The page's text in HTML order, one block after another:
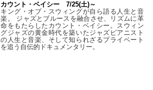
カウント・ベイシー 7/25(土)～
キング・オブ・スウィングが自ら語る人生と音
楽。 ジャズとブルースを融合させ、リズムに革
命をもたらしたカウント・ベイシー。スウィン
グジャズの黄金時代を築いたジャズピアニスト
の人生と音楽、そして知られざるプライベート
を追う自伝的ドキュメンタリー。